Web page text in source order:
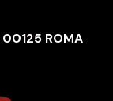
00125 ROMA